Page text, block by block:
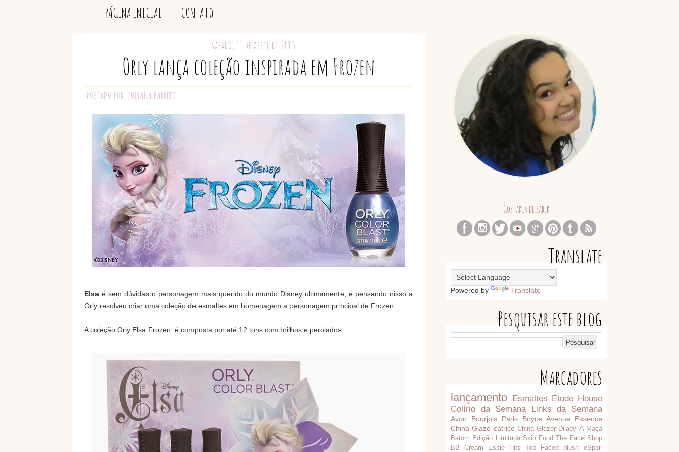
PÁGINA INICIAL CONTATO
sábado, 11 de abril de 2015
Orly lança coleção inspirada em Frozen
POSTADO POR: JULIANA BARRETO
Elsa é sem dúvidas o personagem mais querido do mundo Disney ultimamente, e pensando nisso a
Orly resolveu criar uma coleção de esmaltes em homenagem a personagem principal de Frozen.
A coleção Orly Elsa Frozen é composta por até 12 tons com brilhos e perolados.
Juliana
Gostaria de saber
Translate
Powered by Translate
Pesquisar este blog
Marcadores
lançamento Esmaltes Etude House
Colírio da Semana
Links da Semana
Avon Bourjois Paris Boyce Avenue
Essence
China Glaze catrice China Glazer Dilady A Maça
Batom Edição Limitada Skin Food The Face Shop
BB Cream
Essie Hits Too Faced blush eSpoir